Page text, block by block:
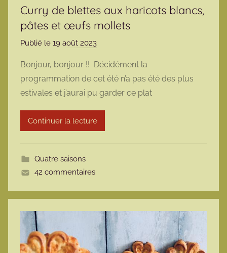
Curry de blettes aux haricots blancs,
pâtes et œufs mollets
Publié le 19 août 2023
r
m
a
r
m
Bonjour, bonjour !! Décidément la
programmation de cet été n’a pas été des plus
estivales et j’aurai pu garder ce plat
Continuer la lecture
Quatre saisons
42 commentaires